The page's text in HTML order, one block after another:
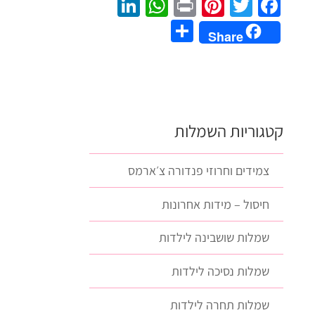
Share
קטגוריות השמלות
צמידים וחרוזי פנדורה צ׳ארמס
חיסול – מידות אחרונות
שמלות שושבינה לילדות
שמלות נסיכה לילדות
שמלות תחרה לילדות